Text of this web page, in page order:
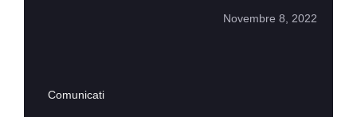
Novembre 8, 2022
Comunicati